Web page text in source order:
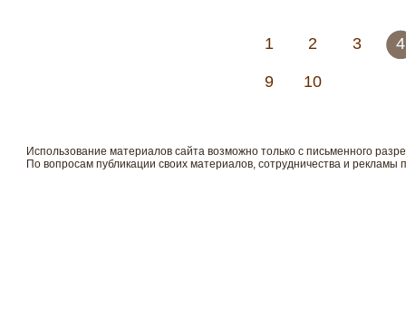
1 2 3 4
9 10
Использование материалов сайта возможно только с письменного
По вопросам публикации своих материалов, сотрудничества и